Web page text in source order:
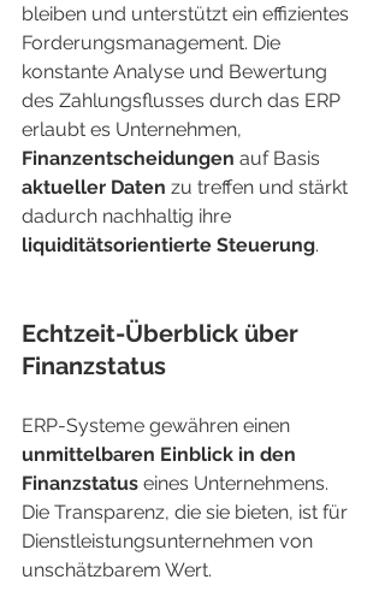
bleiben und unterstützt ein effizientes
Forderungsmanagement. Die
konstante Analyse und Bewertung
des Zahlungsflusses durch das ERP
erlaubt es Unternehmen,
Finanzentscheidungen auf Basis
aktueller Daten zu treffen und stärkt
dadurch nachhaltig ihre
liquiditätsorientierte Steuerung.
Echtzeit-Überblick über
Finanzstatus
ERP-Systeme gewähren einen
unmittelbaren Einblick in den
Finanzstatus eines Unternehmens.
Die Transparenz, die sie bieten, ist für
Dienstleistungsunternehmen von
unschätzbarem Wert.